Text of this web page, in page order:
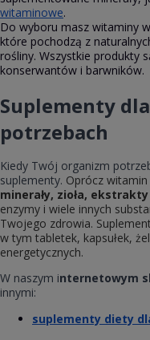
witaminowe.
Do wyboru masz witaminy
które pochodzą z
rośliny. Wszystkie produkty
konserwantów i barwników.
Suplementy
potrzebach
Kiedy Twój organizm
suplementy. Oprócz
minerały, zioła,
enzymy i wiele innych
Twojego zdrowia.
w tym tabletek, kapsułek,
energetycznych.
W naszym internetowym
innymi:
suplementy diety